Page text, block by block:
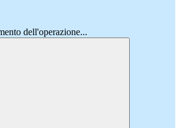
dell'operazione...